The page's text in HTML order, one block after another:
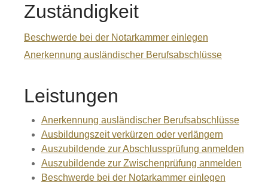
Zuständigkeit
Beschwerde bei der Notarkammer einlegen
Anerkennung ausländischer Berufsabschlüsse
Leistungen
Anerkennung ausländischer Berufsabschlüsse
Ausbildungszeit verkürzen oder verlängern
Auszubildende zur Abschlussprüfung anmelden
Auszubildende zur Zwischenprüfung anmelden
Beschwerde bei der Notarkammer einlegen